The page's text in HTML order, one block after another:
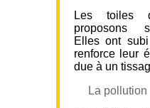
Les toiles
proposons
Elles ont
renforce leur
due à un
La pollution